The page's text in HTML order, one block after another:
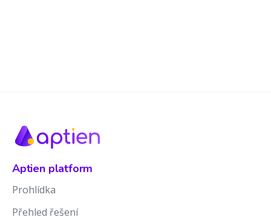
Aptien platform
Prohlídka
Přehled řešení